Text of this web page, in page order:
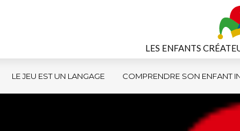
LES ENFANTS
LE JEU EST UN LANGAGE COMPRENDRE SON ENFANT